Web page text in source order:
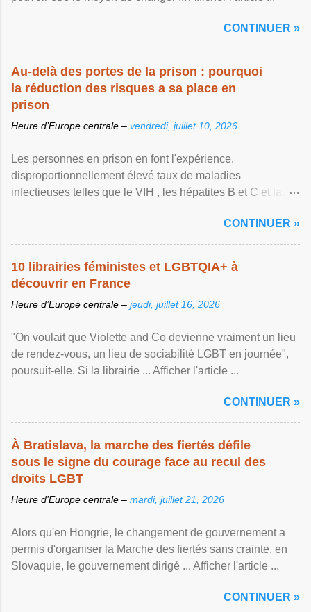
CONTINUER »
Au-delà des portes de la prison : pourquoi
la réduction des risques a sa place en
prison
Heure d’Europe centrale – vendredi, juillet 10, 2026
Les personnes en prison en font l'expérience.
disproportionnellement élevé taux de maladies
infectieuses telles que le VIH , les hépatites B et C et la ...
CONTINUER »
10 librairies féministes et LGBTQIA+ à
découvrir en France
Heure d’Europe centrale – jeudi, juillet 16, 2026
"On voulait que Violette and Co devienne vraiment un lieu
de rendez-vous, un lieu de sociabilité LGBT en journée",
poursuit-elle. Si la librairie ... Afficher l'article ...
CONTINUER »
À Bratislava, la marche des fiertés défile
sous le signe du courage face au recul des
droits LGBT
Heure d’Europe centrale – mardi, juillet 21, 2026
Alors qu'en Hongrie, le changement de gouvernement a
permis d'organiser la Marche des fiertés sans crainte, en
Slovaquie, le gouvernement dirigé ... Afficher l'article ...
CONTINUER »